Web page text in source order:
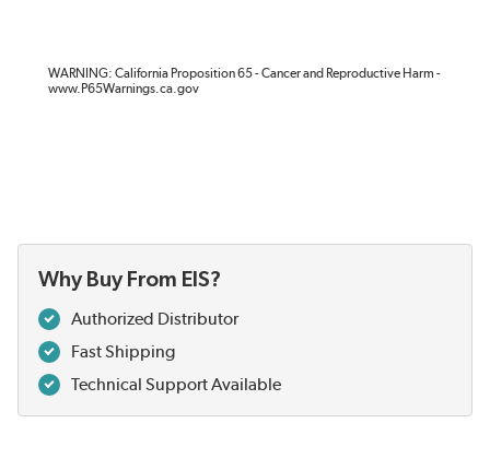
WARNING: California Proposition 65 - Cancer and Reproductive Harm -
www.P65Warnings.ca.gov
Why Buy From EIS?
Authorized Distributor
Fast Shipping
Technical Support Available